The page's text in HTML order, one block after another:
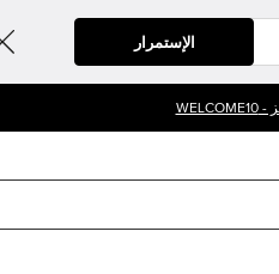
الإستمرار